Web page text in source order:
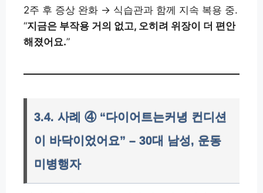
2주 후 증상 완화 → 식습관과 함께 지속 복용 중.
“지금은 부작용 거의 없고, 오히려 위장이 더 편안
해졌어요.”
3.4. 사례 ④ “다이어트는커녕 컨디션
이 바닥이었어요” – 30대 남성, 운동
미병행자